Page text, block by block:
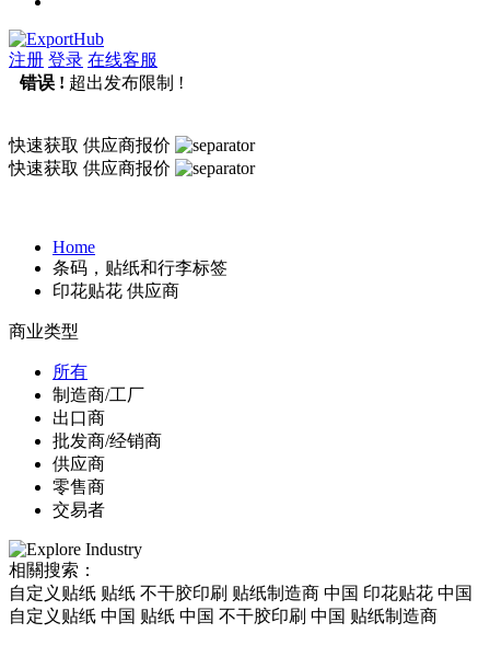
注册 登录 在线客服
错误 ! 超出发布限制 !
快速获取 供应商报价
快速获取 供应商报价
Home
条码，贴纸和行李标签
印花贴花 供应商
商业类型
所有
制造商/工厂
出口商
批发商/经销商
供应商
零售商
交易者
相關搜索：
自定义贴纸 贴纸 不干胶印刷 贴纸制造商 中国 印花贴花 中国
自定义贴纸 中国 贴纸 中国 不干胶印刷 中国 贴纸制造商